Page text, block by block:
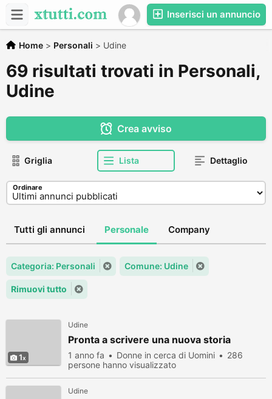
Inserisci un annuncio
Home > Personali > Udine
69 risultati trovati in Personali,
Udine
Crea avviso
Griglia Lista Dettaglio
Ordinare
Tutti gli annunci Personale Company
Categoria: Personali Comune: Udine
Rimuovi tutto
1
Udine
Pronta a scrivere una nuova storia
1 anno fa Donne in cerca di Uomini
286
persone hanno visualizzato
Udine